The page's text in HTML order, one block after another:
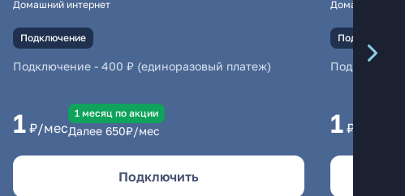
Домашний интернет
Подключение
Подключение - 400 ₽ (единоразовый платеж)
1 ₽/мес
1 месяц по акции
Далее 650₽/мес
Подключить
Домашний
Подключение
1 ₽/мес